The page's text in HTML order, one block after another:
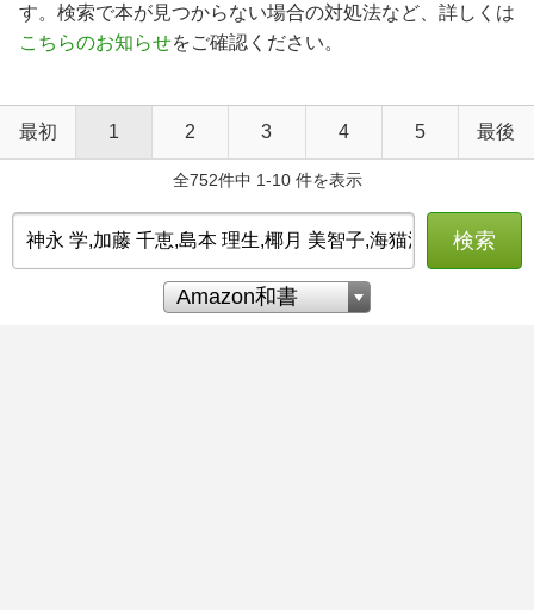
す。検索で本が見つからない場合の対処法など、詳しくは
こちらのお知らせをご確認ください。
最初 1 2 3 4 5 最後
全752件中 1-10 件を表示
検索